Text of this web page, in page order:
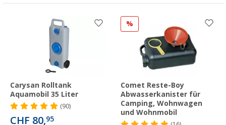
Carysan Rolltank
Aquamobil 35 Liter
(90)
CHF 80,95
%
Comet Reste-Boy
Abwasserkanister für
Camping, Wohnwagen
und Wohnmobil